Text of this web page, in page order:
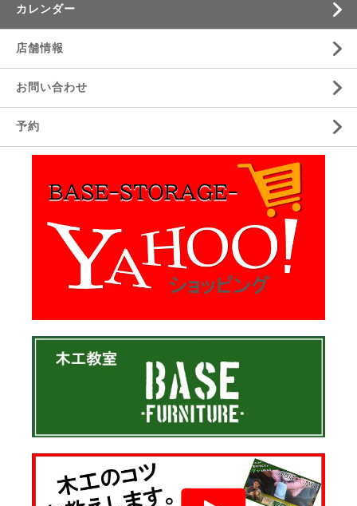
カレンダー
店舗情報
お問い合わせ
予約